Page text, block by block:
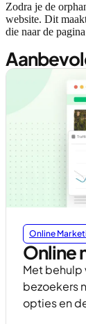
Zodra je de
website. Dit
die naar de
Online
Online
Met behulp
bezoekers
opties en